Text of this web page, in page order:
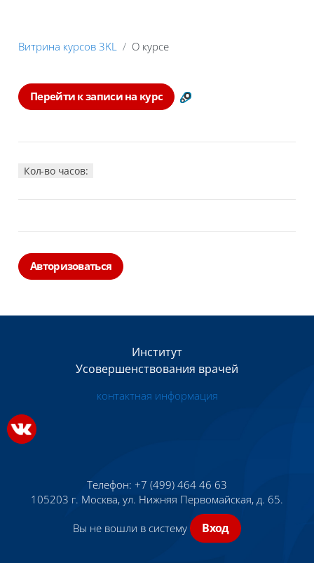
Витрина курсов 3KL О курсе
Блоки
Перейти к записи на курс
Кол-во часов:
Авторизоваться
Институт
Усовершенствования врачей
контактная информация
Телефон: +7 (499) 464 46 63
105203 г. Москва, ул. Нижняя Первомайская, д. 65.
Вы не вошли в систему Вход